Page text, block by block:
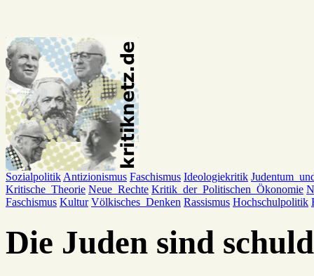
Sozialpolitik Antizionismus Faschismus Ideologiekritik
Kritische_Theorie Neue_Rechte Kritik_der_Politischen_Ökonomie
Faschismus Kultur Völkisches_Denken Rassismus Hochschulpolitik
Die Juden sind schuld